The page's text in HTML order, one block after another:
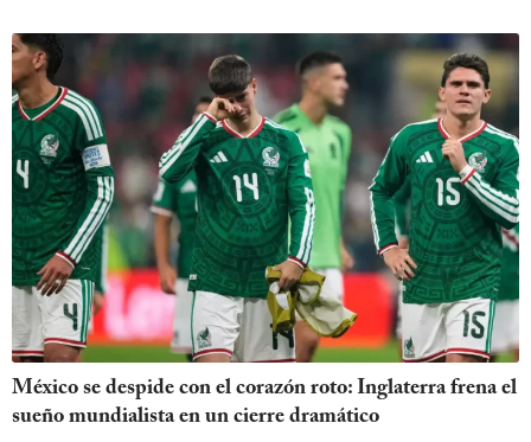
México se despide con el corazón roto: Inglaterra frena el
sueño mundialista en un cierre dramático